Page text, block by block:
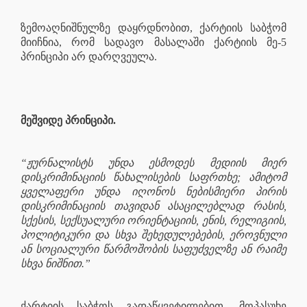
ზემოაღნიშნულზე დაყრდნობით, ქარტიის საბჭომ
მიიჩნია, რომ სადავო მასალაში ქარტიის მე-5
პრინციპი არ დარღვეულა.
მეშვიდე პრინციპი.
“ჟურნალისტს უნდა ესმოდეს მედიის მიერ
დისკრიმინაციის წახალისების საფრთხე; ამიტომ
ყველაფერი უნდა იღონოს ნებისმიერი პირის
დისკრიმინაციის თავიდან ასაცილებლად რასის,
სქესის, სექსუალური ორიენტაციის, ენის, რელიგიის,
პოლიტიკური და სხვა შეხედულებების, ეროვნული
ან სოციალური წარმოშობის საფუძველზე ან რაიმე
სხვა ნიშნით.”